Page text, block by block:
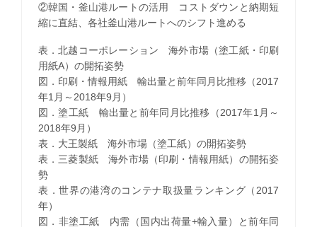
②韓国・釜山港ルートの活用 コストダウンと納期短
縮に直結、各社釜山港ルートへのシフト進める
表．北越コーポレーション 海外市場（塗工紙・印刷
用紙A）の開拓姿勢
図．印刷・情報用紙 輸出量と前年同月比推移（2017
年1月～2018年9月）
図．塗工紙 輸出量と前年同月比推移（2017年1月～
2018年9月）
表．大王製紙 海外市場（塗工紙）の開拓姿勢
表．三菱製紙 海外市場（印刷・情報用紙）の開拓姿
勢
表．世界の港湾のコンテナ取扱量ランキング（2017
年）
図．非塗工紙 内需（国内出荷量+輸入量）と前年同